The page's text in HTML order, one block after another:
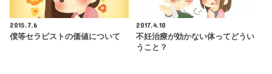
2015.7.6
僕等セラピストの価値について
2017.4.10
不妊治療が効かない体ってどうい
うこと？